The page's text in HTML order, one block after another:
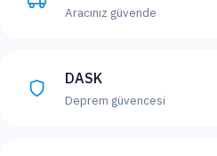
Aracınız güvende
DASK
Deprem güvencesi